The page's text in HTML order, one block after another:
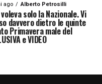
ago Alberto Petrosilli
solo la Nazionale. Vi
davvero dietro le quinte
Primavera male del
e VIDEO